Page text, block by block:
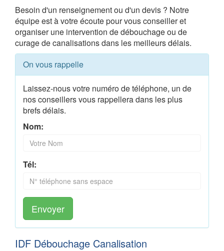
Besoin d'un renseignement ou d'un devis ? Notre
équipe est à votre écoute pour vous conseiller et
organiser une intervention de débouchage ou de
curage de canalisations dans les meilleurs délais.
On vous rappelle
Laissez-nous votre numéro de téléphone, un de
nos conseillers vous rappellera dans les plus
brefs délais.
Nom:
Tél:
Envoyer
IDF Débouchage Canalisation